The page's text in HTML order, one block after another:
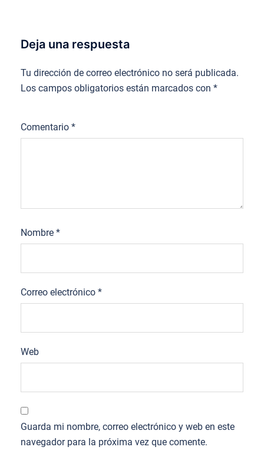
Deja una respuesta
Tu dirección de correo electrónico no será publicada.
Los campos obligatorios están marcados con *
Comentario *
Nombre *
Correo electrónico *
Web
Guarda mi nombre, correo electrónico y web en este
navegador para la próxima vez que comente.